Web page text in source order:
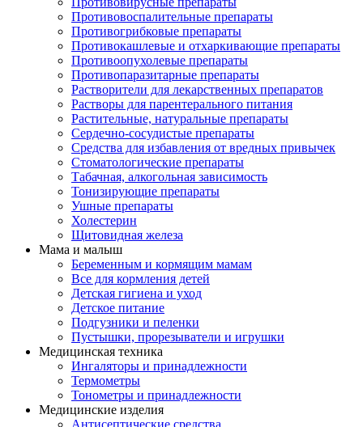
Противовоспалительные препараты
Противогрибковые препараты
Противокашлевые и отхаркивающие препараты
Противоопухолевые препараты
Противопаразитарные препараты
Растворители для лекарственных препаратов
Растворы для парентерального питания
Растительные, натуральные препараты
Сердечно-сосудистые препараты
Средства для избавления от вредных привычек
Стоматологические препараты
Табачная, алкогольная зависимость
Тонизирующие препараты
Ушные препараты
Холестерин
Щитовидная железа
Мама и малыш
Беременным и кормящим мамам
Все для кормления детей
Детская гигиена и уход
Детское питание
Подгузники и пеленки
Пустышки, прорезыватели и игрушки
Медицинская техника
Ингаляторы и принадлежности
Термометры
Тонометры и принадлежности
Медицинские изделия
Антисептические средства